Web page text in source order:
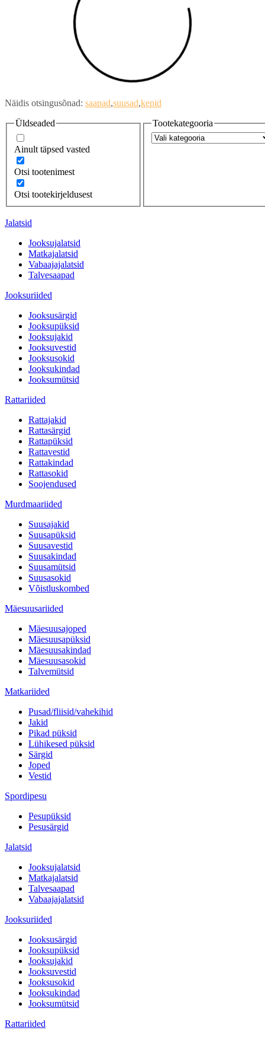
Näidis otsingusõnad: saapad suusad kepid
Üldseaded
Ainult täpsed vasted
Otsi tootenimest
Otsi tootekirjeldusest
Tootekategooria
Jalatsid
Jooksujalatsid
Matkajalatsid
Vabaajajalatsid
Talvesaapad
Jooksuriided
Jooksusärgid
Jooksupüksid
Jooksujakid
Jooksuvestid
Jooksusokid
Jooksukindad
Jooksumütsid
Rattariided
Rattajakid
Rattasärgid
Rattapüksid
Rattavestid
Rattakindad
Rattasokid
Soojendused
Murdmaariided
Suusajakid
Suusapüksid
Suusavestid
Suusakindad
Suusamütsid
Suusasokid
Võistluskombed
Mäesuusariided
Mäesuusajoped
Mäesuusapüksid
Mäesuusakindad
Mäesuusasokid
Talvemütsid
Matkariided
Pusad/fliisid/vahekihid
Jakid
Pikad püksid
Lühikesed püksid
Särgid
Joped
Vestid
Spordipesu
Pesupüksid
Pesusärgid
Jalatsid
Jooksujalatsid
Matkajalatsid
Talvesaapad
Vabaajajalatsid
Jooksuriided
Jooksusärgid
Jooksupüksid
Jooksujakid
Jooksuvestid
Jooksusokid
Jooksukindad
Jooksumütsid
Rattariided